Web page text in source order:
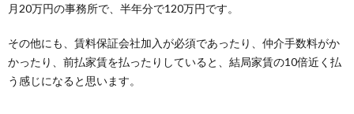
月20万円の事務所で、半年分で120万円です。
その他にも、賃料保証会社加入が必須であったり、仲介手数料がか
かったり、前払家賃を払ったりしていると、結局家賃の10倍近く払
う感じになると思います。